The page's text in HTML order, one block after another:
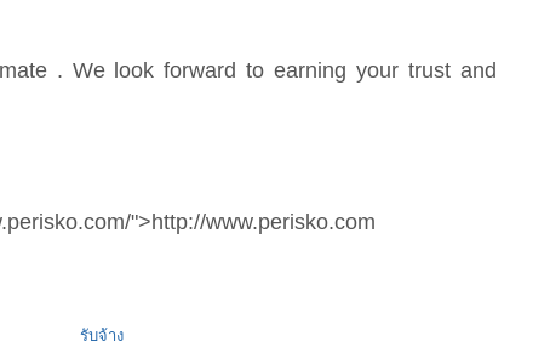
. We look forward to earning your trust and
">http://www.perisko.com
รับจ้าง